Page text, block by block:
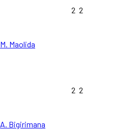
M. Maolida
2 2
A. Bigirimana
2 2